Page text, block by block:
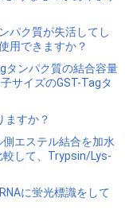
パク質が失活してし
用できますか？
タンパク質の結合容量
サイズのGST-Tagタ
ますか？
エステル結合を加水
して、Trypsin/Lys-
に蛍光標識をして